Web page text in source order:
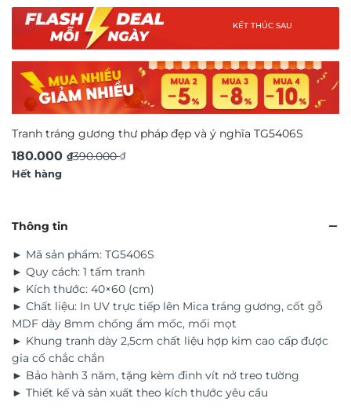
Tranh tráng gương thư pháp đẹp và ý nghĩa TG5406S
390.000₫
Giá
gốc
390.000 ₫.
180.000 ₫
Giá
hiện
là:
180.000 ₫.
KẾT THÚC SAU
Hết hàng
Thông tin
► Mã sản phẩm: TG5406S
► Quy cách: 1 tấm tranh
► Kích thước: 40×60 (cm)
► Chất liệu: In UV trực tiếp lên Mica tráng gương, cốt gỗ
MDF dày 8mm chống ẩm mốc, mối mọt
► Khung tranh dày 2,5cm chất liệu hợp kim cao cấp được
gia cố chắc chắn
► Bảo hành 3 năm, tặng kèm đinh vít nở treo tường
► Thiết kế và sản xuất theo kích thước yêu cầu